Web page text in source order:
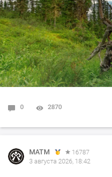
0 2870
MATM
16787
3 августа 2026, 18:42